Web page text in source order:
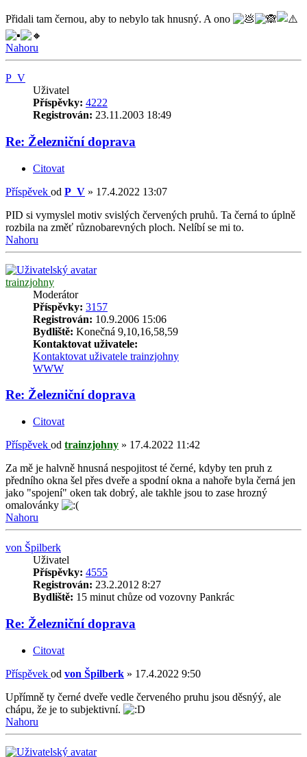
Přidali tam černou, aby to nebylo tak hnusný. A ono
Nahoru
P_V
Uživatel
Příspěvky: 4222
Registrován: 23.11.2003 18:49
Re: Železniční doprava
Citovat
Příspěvek od P_V » 17.4.2022 13:07
PID si vymyslel motiv svislých červených pruhů. Ta černá to úplně
rozbila na změť různobarevných ploch. Nelíbí se mi to.
Nahoru
trainzjohny
Moderátor
Příspěvky: 3157
Registrován: 10.9.2006 15:06
Bydliště: Konečná 9,10,16,58,59
Kontaktovat uživatele:
Kontaktovat uživatele trainzjohny
WWW
Re: Železniční doprava
Citovat
Příspěvek od trainzjohny » 17.4.2022 11:42
Za mě je halvně hnusná nespojitost té černé, kdyby ten pruh z
předního okna šel přes dveře a spodní okna a nahoře byla černá jen
jako "spojení" oken tak dobrý, ale takhle jsou to zase hrozný
omalovánky
Nahoru
von Špilberk
Uživatel
Příspěvky: 4555
Registrován: 23.2.2012 8:27
Bydliště: 15 minut chůze od vozovny Pankrác
Re: Železniční doprava
Citovat
Příspěvek od von Špilberk » 17.4.2022 9:50
Upřímně ty černé dveře vedle červeného pruhu jsou děsnýý, ale
chápu, že je to subjektivní.
Nahoru